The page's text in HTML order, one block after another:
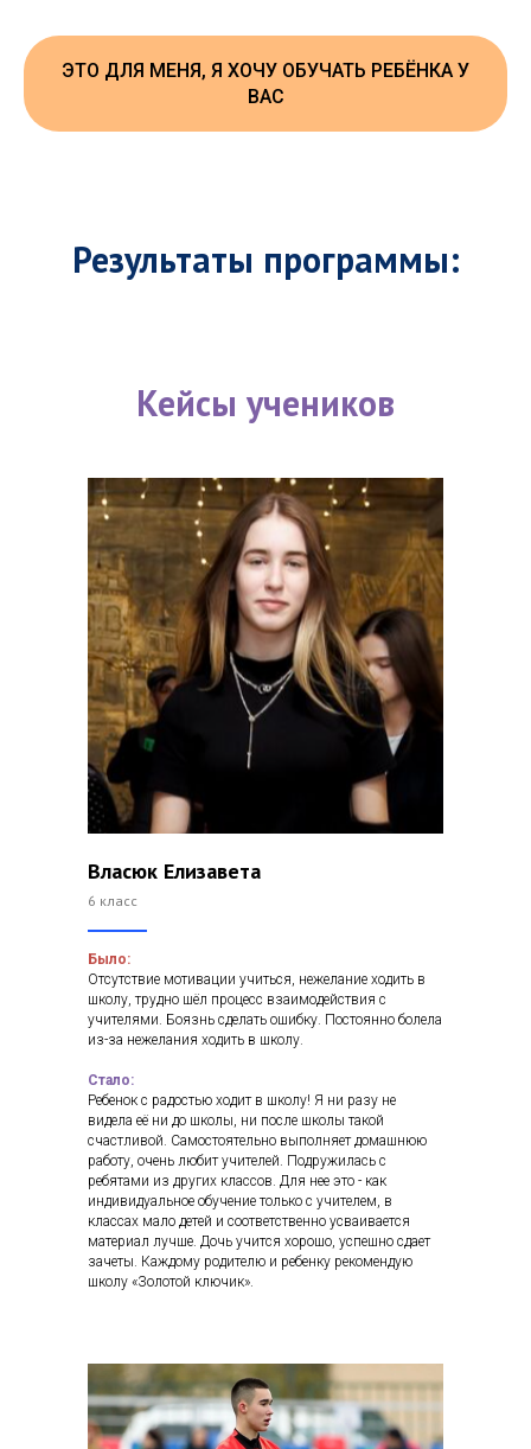
ЭТО ДЛЯ МЕНЯ, Я ХОЧУ ОБУЧАТЬ РЕБЁНКА У
ВАС
Результаты программы:
Кейсы учеников
Власюк Елизавета
6 класс
Было:
Отсутствие мотивации учиться, нежелание ходить в
школу, трудно шёл процесс взаимодействия с
учителями. Боязнь сделать ошибку. Постоянно болела
из-за нежелания ходить в школу.
Стало:
Ребенок с радостью ходит в школу! Я ни разу не
видела её ни до школы, ни после школы такой
счастливой. Самостоятельно выполняет домашнюю
работу, очень любит учителей. Подружилась с
ребятами из других классов. Для нее это - как
индивидуальное обучение только с учителем, в
классах мало детей и соответственно усваивается
материал лучше. Дочь учится хорошо, успешно сдает
зачеты. Каждому родителю и ребенку рекомендую
школу «Золотой ключик».